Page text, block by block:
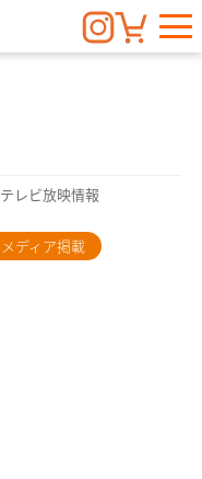
テレビ放映情報
メディア掲載